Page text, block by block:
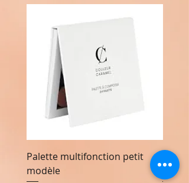
Palette multifonction petit
modèle
modèle